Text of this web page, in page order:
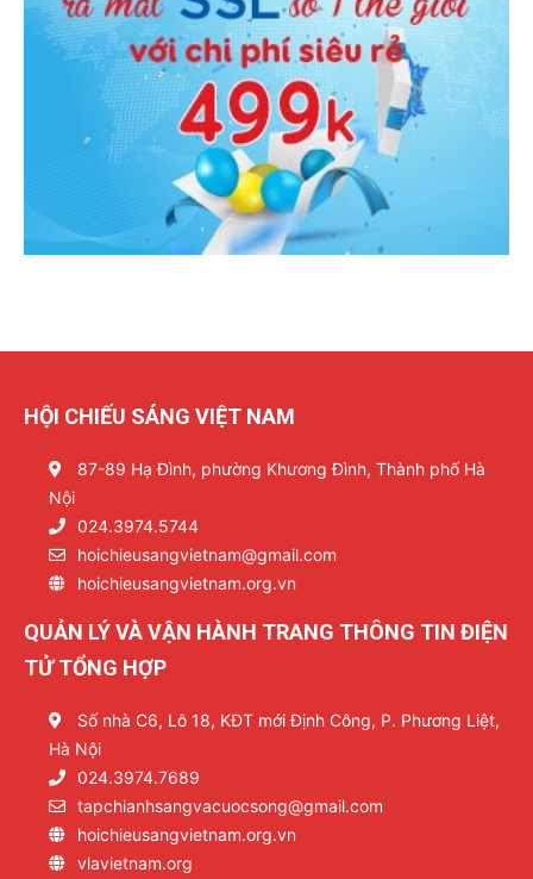
HỘI CHIẾU SÁNG VIỆT NAM
87-89 Hạ Đình, phường Khương Đình, Thành phố Hà
Nội
024.3974.5744
hoichieusangvietnam@gmail.com
hoichieusangvietnam.org.vn
QUẢN LÝ VÀ VẬN HÀNH TRANG THÔNG TIN ĐIỆN
TỬ TỔNG HỢP
Số nhà C6, Lô 18, KĐT mới Định Công, P. Phương Liệt,
Hà Nội
024.3974.7689
tapchianhsangvacuocsong@gmail.com
hoichieusangvietnam.org.vn
vlavietnam.org